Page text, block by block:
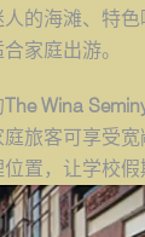
的海滩、特
家庭出游。
The Wina
旅客可享受
置，让学校假